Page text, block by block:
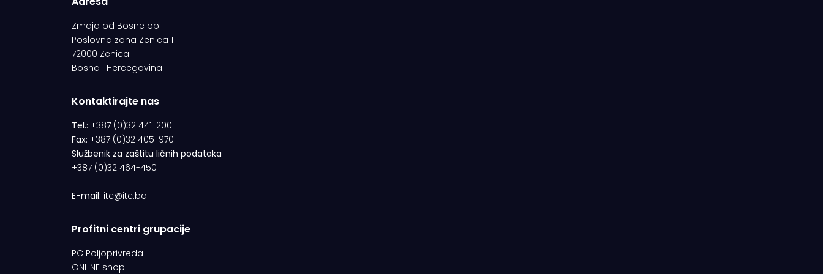
Zmaja od Bosne bb
Poslovna zona Zenica 1
72000 Zenica
Bosna i Hercegovina
Kontaktirajte nas
Tel.: +387 (0)32 441-200
Fax: +387 (0)32 405-970
Službenik za zaštitu ličnih podataka
+387 (0)32 464-450
E-mail: itc@itc.ba
Profitni centri grupacije
PC Poljoprivreda
ONLINE shop